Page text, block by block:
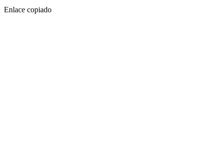
Enlace copiado